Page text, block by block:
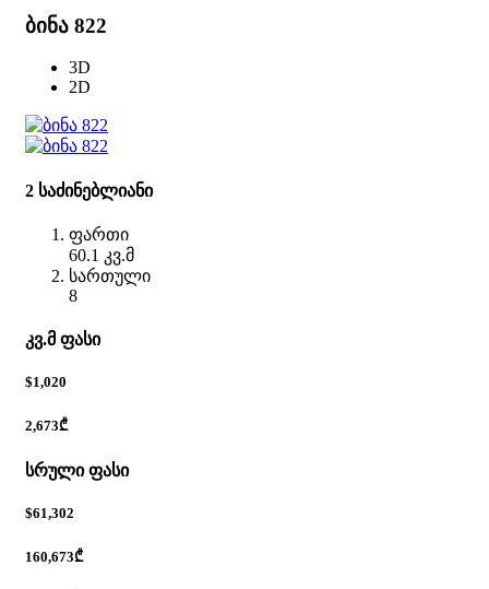
ბინა 822
3D
2D
2 საძინებლიანი
ფართი
60.1 კვ.მ
სართული
8
კვ.მ ფასი
$1,020
2,673₾
სრული ფასი
$61,302
160,673₾